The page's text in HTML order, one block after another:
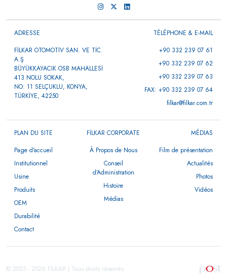
ADRESSE
FİLKAR OTOMOTİV SAN. VE TİC.
A.Ş
BÜYÜKKAYACIK OSB MAHALLESİ
413 NOLU SOKAK,
NO: 11 SELÇUKLU, KONYA,
TÜRKİYE, 42250
TÉLÉPHONE & E-MAIL
+90 332 239 07 61
+90 332 239 07 62
+90 332 239 07 63
FAX: +90 332 239 07 64
filkar@filkar.com.tr
PLAN DU SITE
Page d'accueil
Institutionnel
Usine
Produits
OEM
Durabilité
Contact
FİLKAR CORPORATE
À Propos de Nous
Conseil
d’Administration
Histoire
Médias
MÉDIAS
Film de présentation
Actualités
Photos
Vidéos
© 2025 - 2026 FİLKAR | Tous droits réservés.